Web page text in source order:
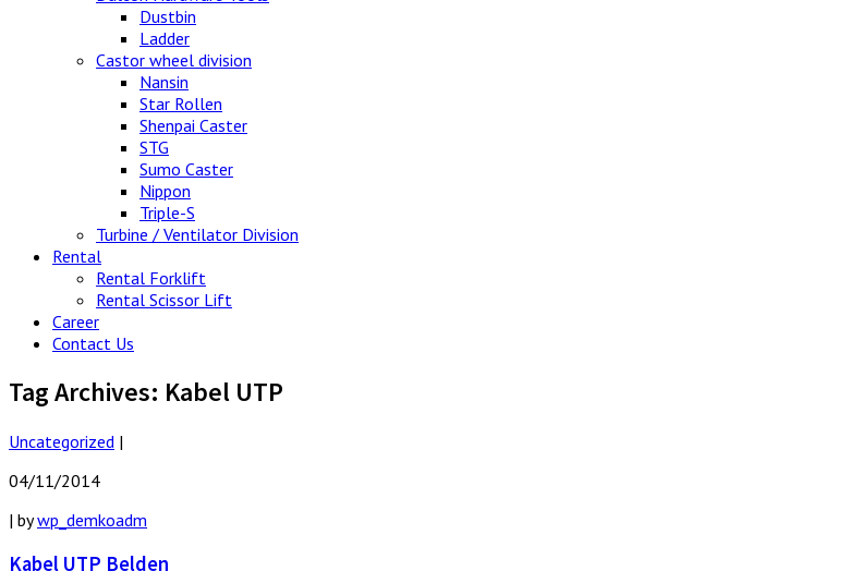
Dustbin
Ladder
Castor wheel division
Nansin
Star Rollen
Shenpai Caster
STG
Sumo Caster
Nippon
Triple-S
Turbine / Ventilator Division
Rental
Rental Forklift
Rental Scissor Lift
Career
Contact Us
Tag Archives: Kabel UTP
Uncategorized |
04/11/2014
| bywp_demkoadm
Kabel UTP Belden